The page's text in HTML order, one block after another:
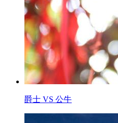
爵士 VS 公牛